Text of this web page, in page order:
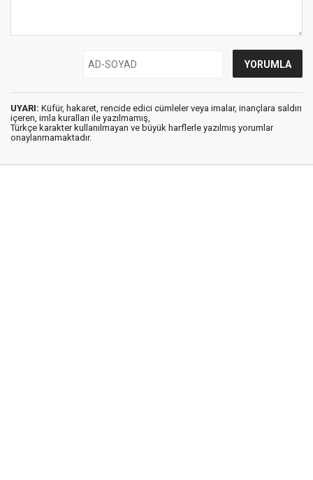
UYARI: Küfür, hakaret, rencide edici cümleler veya imalar, inançlara saldırı
içeren, imla kuralları ile yazılmamış,
Türkçe karakter kullanılmayan ve büyük harflerle yazılmış yorumlar
onaylanmamaktadır.